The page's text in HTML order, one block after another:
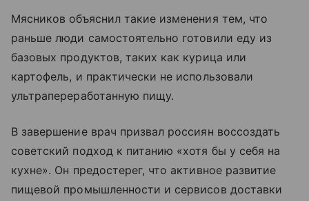
Мясников объяснил такие изменения тем, что
раньше люди самостоятельно готовили еду из
базовых продуктов, таких как курица или
картофель, и практически не использовали
ультрапереработанную пищу.
В завершение врач призвал россиян воссоздать
советский подход к питанию «хотя бы у себя на
кухне». Он предостерег, что активное развитие
пищевой промышленности и сервисов доставки